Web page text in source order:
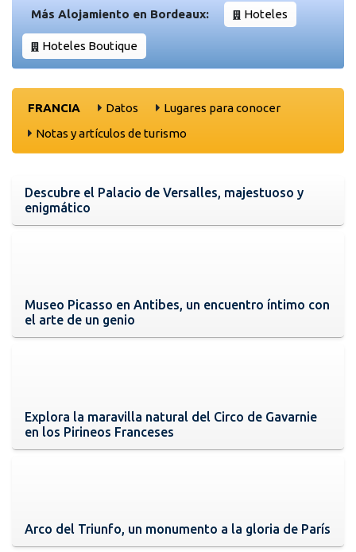
Más Alojamiento en Bordeaux: Hoteles
Hoteles Boutique
FRANCIA Datos
Lugares para conocer
Notas y artículos de turismo
Descubre el Palacio de Versalles, majestuoso y
enigmático
Museo Picasso en Antibes, un encuentro íntimo con
el arte de un genio
Explora la maravilla natural del Circo de Gavarnie
en los Pirineos Franceses
Arco del Triunfo, un monumento a la gloria de París